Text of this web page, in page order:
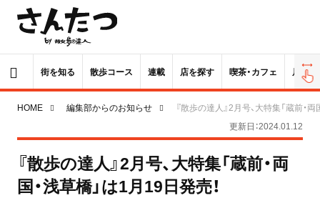
街を知る 散歩コース 連載 店を探す 喫茶・カフェ 居酒屋
HOME 編集部からのお知らせ
『散歩の達人』2月号、大特集「蔵前・
更新日：2024.01.12
『散歩の達人』2月号、大特集「蔵前・両
国・浅草橋」は1月19日発売！